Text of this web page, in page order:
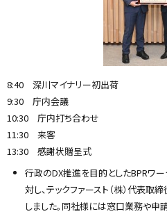
8:40 深川マイナリー初出荷
9:30 庁内会議
10:30 庁内打ち合わせ
11:30 来客
13:30 感謝状贈呈式
行政のDX推進を目的としたBPRワー
対し、テックファースト（株）代表
しました。同社様には窓口業務や申